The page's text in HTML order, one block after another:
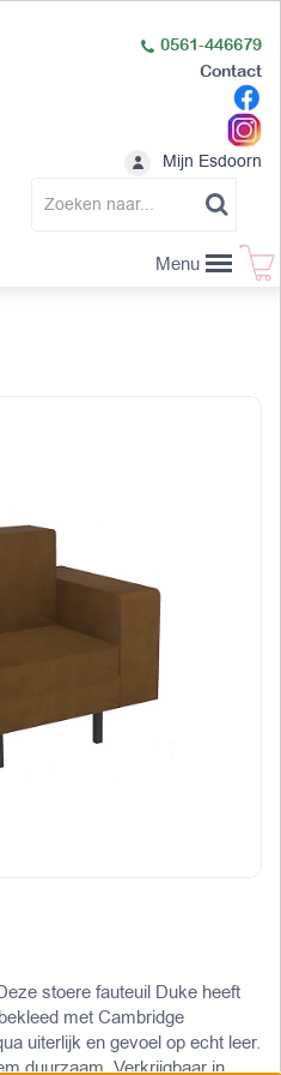
0561-446679
Contact
Mijn Esdoorn
Menu
stoere fauteuil Duke heeft
met Cambridge
uiterlijk en gevoel op echt leer.
duurzaam. Verkrijgbaar in